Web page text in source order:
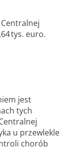
tys. euro.
jest
tych
u przewlekle
chorób